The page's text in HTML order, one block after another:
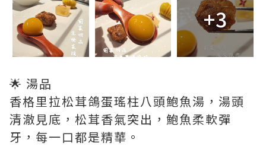
+3
🌟 湯品
香格里拉松茸鴿蛋瑤柱八頭鮑魚湯，湯頭
清澈見底，松茸香氣突出，鮑魚柔軟彈
牙，每一口都是精華。